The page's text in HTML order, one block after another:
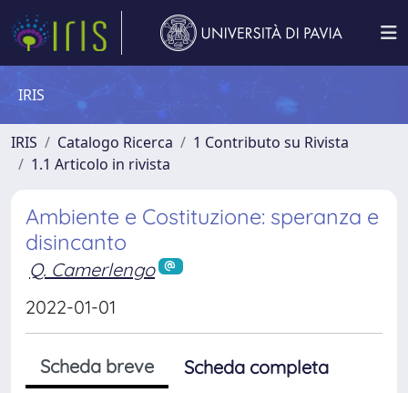
IRIS
IRIS Catalogo Ricerca
1 Contributo su Rivista
1.1 Articolo in rivista
Ambiente e Costituzione: speranza e
disincanto
Q. Camerlengo
2022-01-01
Scheda breve
Scheda completa